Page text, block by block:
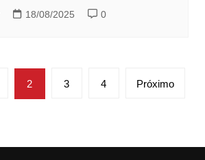
18/08/2025 0
2 3 4 Próximo